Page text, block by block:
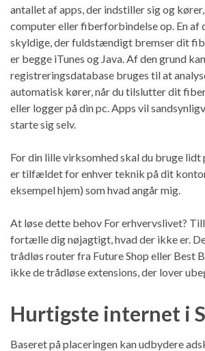
antallet af apps, der indstiller sig og
computer eller fiberforbindelse op. En af
skyldige, der fuldstændigt bremser dit
er begge iTunes og Java. Af den grund
registreringsdatabase bruges til at
automatisk kører, når du tilslutter dit
eller logger på din pc. Apps vil
starte sig selv.
For din lille virksomhed skal du bruge lidt
er tilfældet for enhver teknik på dit
eksempel hjem) som hvad angår mig.
At løse dette behov For erhvervslivet?
fortælle dig nøjagtigt, hvad der ikke er.
trådløs router fra Future Shop eller Best
ikke de trådløse extensions, der lover
Hurtigste internet i
Baseret på placeringen kan udbydere